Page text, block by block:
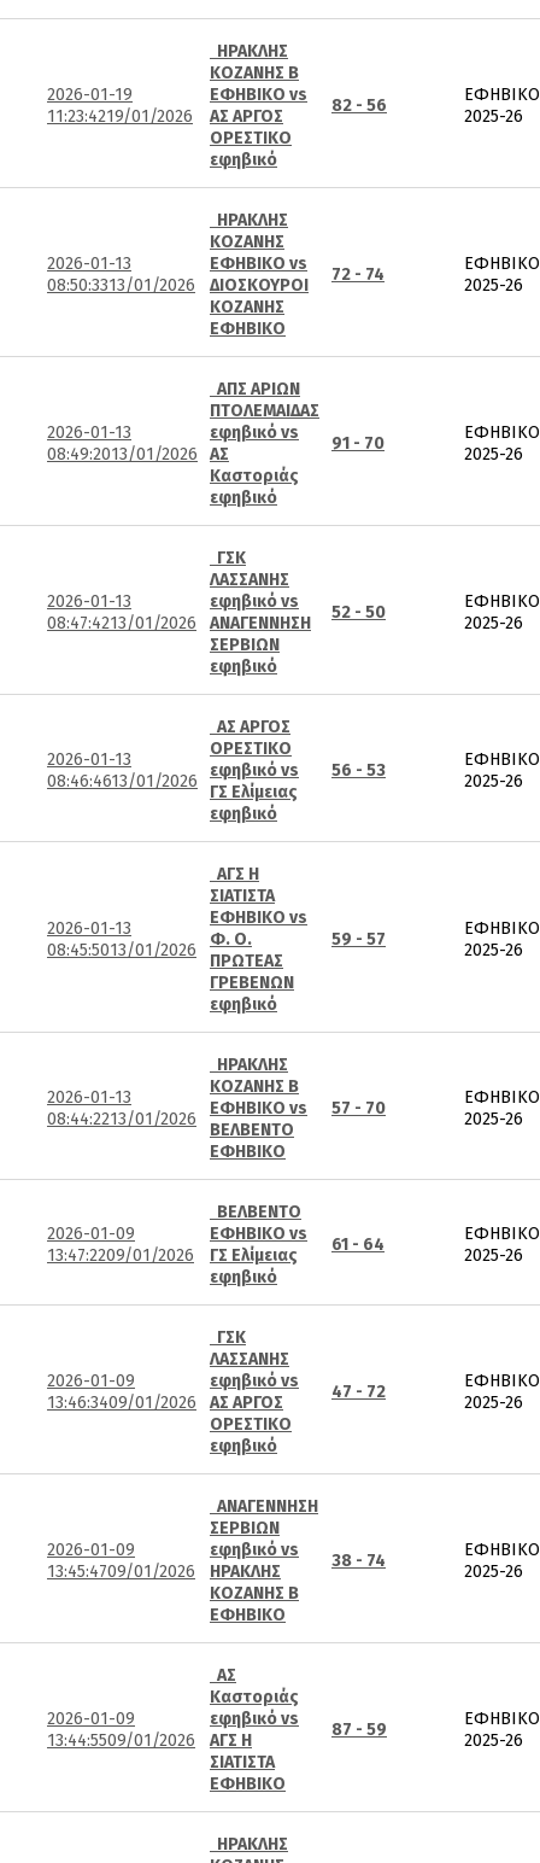
2026-01-19
11:23:4219/01/2026
ΗΡΑΚΛΗΣ
ΚΟΖΑΝΗΣ Β
ΕΦΗΒΙΚΟ vs
ΑΣ ΑΡΓΟΣ
ΟΡΕΣΤΙΚΟ
εφηβικό
82 - 56
ΕΦΗΒΙΚΟ
2025-26
2026-01-13
08:50:3313/01/2026
ΗΡΑΚΛΗΣ
ΚΟΖΑΝΗΣ
ΕΦΗΒΙΚΟ vs
ΔΙΟΣΚΟΥΡΟΙ
ΚΟΖΑΝΗΣ
ΕΦΗΒΙΚΟ
72 - 74
ΕΦΗΒΙΚΟ
2025-26
2026-01-13
08:49:2013/01/2026
ΑΠΣ ΑΡΙΩΝ
ΠΤΟΛΕΜΑΙΔΑΣ
εφηβικό vs
ΑΣ
Καστοριάς
εφηβικό
91 - 70
ΕΦΗΒΙΚΟ
2025-26
2026-01-13
08:47:4213/01/2026
ΓΣΚ
ΛΑΣΣΑΝΗΣ
εφηβικό vs
ΑΝΑΓΕΝΝΗΣΗ
ΣΕΡΒΙΩΝ
εφηβικό
52 - 50
ΕΦΗΒΙΚΟ
2025-26
2026-01-13
08:46:4613/01/2026
ΑΣ ΑΡΓΟΣ
ΟΡΕΣΤΙΚΟ
εφηβικό vs
ΓΣ Ελίμειας
εφηβικό
56 - 53
ΕΦΗΒΙΚΟ
2025-26
2026-01-13
08:45:5013/01/2026
ΑΓΣ Η
ΣΙΑΤΙΣΤΑ
ΕΦΗΒΙΚΟ vs
Φ. Ο.
ΠΡΩΤΕΑΣ
ΓΡΕΒΕΝΩΝ
εφηβικό
59 - 57
ΕΦΗΒΙΚΟ
2025-26
2026-01-13
08:44:2213/01/2026
ΗΡΑΚΛΗΣ
ΚΟΖΑΝΗΣ Β
ΕΦΗΒΙΚΟ vs
ΒΕΛΒΕΝΤΟ
ΕΦΗΒΙΚΟ
57 - 70
ΕΦΗΒΙΚΟ
2025-26
2026-01-09
13:47:2209/01/2026
ΒΕΛΒΕΝΤΟ
ΕΦΗΒΙΚΟ vs
ΓΣ Ελίμειας
εφηβικό
61 - 64
ΕΦΗΒΙΚΟ
2025-26
2026-01-09
13:46:3409/01/2026
ΓΣΚ
ΛΑΣΣΑΝΗΣ
εφηβικό vs
ΑΣ ΑΡΓΟΣ
ΟΡΕΣΤΙΚΟ
εφηβικό
47 - 72
ΕΦΗΒΙΚΟ
2025-26
2026-01-09
13:45:4709/01/2026
ΑΝΑΓΕΝΝΗΣΗ
ΣΕΡΒΙΩΝ
εφηβικό vs
ΗΡΑΚΛΗΣ
ΚΟΖΑΝΗΣ Β
ΕΦΗΒΙΚΟ
38 - 74
ΕΦΗΒΙΚΟ
2025-26
2026-01-09
13:44:5509/01/2026
ΑΣ
Καστοριάς
εφηβικό vs
ΑΓΣ Η
ΣΙΑΤΙΣΤΑ
ΕΦΗΒΙΚΟ
87 - 59
ΕΦΗΒΙΚΟ
2025-26
ΗΡΑΚΛΗΣ